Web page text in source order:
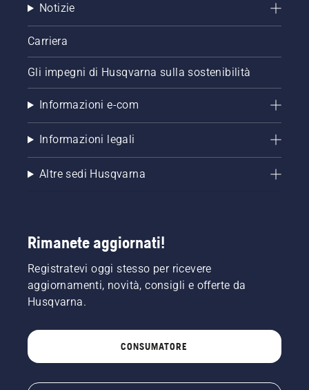
Notizie
Carriera
Gli impegni di Husqvarna sulla sostenibilità
Informazioni e-com
Informazioni legali
Altre sedi Husqvarna
Rimanete aggiornati!
Registratevi oggi stesso per ricevere
aggiornamenti, novità, consigli e offerte da
Husqvarna.
CONSUMATORE